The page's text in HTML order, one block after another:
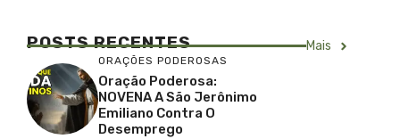
POSTS RECENTES Mais
ORAÇÕES PODEROSAS
Oração Poderosa:
NOVENA A São Jerônimo
Emiliano Contra O
Desemprego